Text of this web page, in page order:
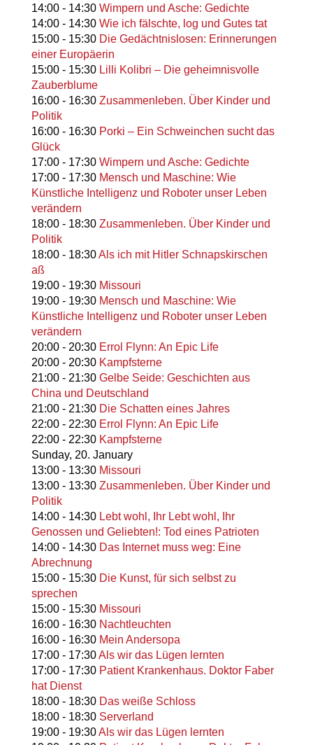
14:00- 14:30 Wimpern und Asche: Gedichte
14:00- 14:30 Wie ich fälschte, log und Gutes tat
15:00- 15:30 Die Gedächtnislosen: Erinnerungen
einer Europäerin
15:00- 15:30 Lilli Kolibri – Die geheimnisvolle
Zauberblume
16:00- 16:30 Zusammenleben. Über Kinder und
Politik
16:00- 16:30 Porki – Ein Schweinchen sucht das
Glück
17:00- 17:30 Wimpern und Asche: Gedichte
17:00- 17:30 Mensch und Maschine: Wie
Künstliche Intelligenz und Roboter unser Leben
verändern
18:00- 18:30 Zusammenleben. Über Kinder und
Politik
18:00- 18:30Als ich mit Hitler Schnapskirschen
aß
19:00- 19:30 Missouri
19:00- 19:30 Mensch und Maschine: Wie
Künstliche Intelligenz und Roboter unser Leben
verändern
20:00- 20:30 Errol Flynn: An Epic Life
20:00- 20:30 Kampfsterne
21:00- 21:30 Gelbe Seide: Geschichten aus
China und Deutschland
21:00- 21:30 Die Schatten eines Jahres
22:00- 22:30 Errol Flynn: An Epic Life
22:00- 22:30 Kampfsterne
Sunday, 20. January
13:00- 13:30 Missouri
13:00- 13:30 Zusammenleben. Über Kinder und
Politik
14:00- 14:30 Lebt wohl, Ihr Lebt wohl, Ihr
Genossen und Geliebten!: Tod eines Patrioten
14:00- 14:30 Das Internet muss weg: Eine
Abrechnung
15:00- 15:30 Die Kunst, für sich selbst zu
sprechen
15:00- 15:30 Missouri
16:00- 16:30 Nachtleuchten
16:00- 16:30 Mein Andersopa
17:00- 17:30Als wir das Lügen lernten
17:00- 17:30 Patient Krankenhaus. Doktor Faber
hat Dienst
18:00- 18:30 Das weiße Schloss
18:00- 18:30 Serverland
19:00- 19:30Als wir das Lügen lernten